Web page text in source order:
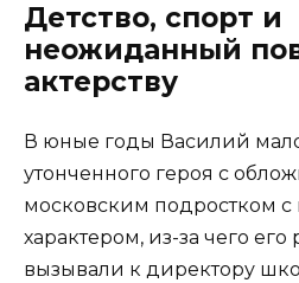
Детство, спорт и
неожиданный
актерству
В юные годы Василий
утонченного героя с
московским подростком с
характером, из-за чего
вызывали к директору